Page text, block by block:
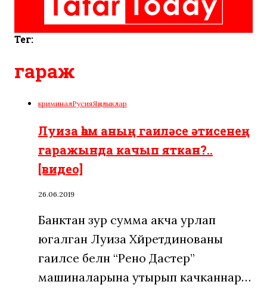
Тег:
гараж
криминалРусияЯңалыклар
Луиза һәм аның гаиләсе әтисенең
гаражында качып яткан?..
[видео]
26.06.2019
Банктан зур сумма акча урлап
югалган Луиза Хәйретдинованы
гаиләсе белән “Рено Дастер”
машиналарына утырып качканнар…